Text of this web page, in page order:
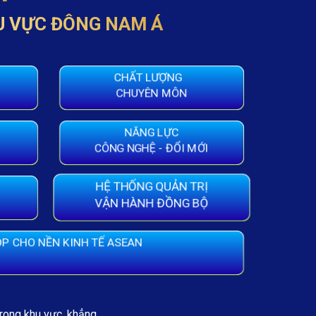
VỰC ĐÔNG NAM Á
CHẤT LƯỢNG
CHUYÊN MÔN
NĂNG LỰC
CÔNG NGHỆ - ĐỔI MỚI
HỆ THỐNG QUẢN TRỊ
VẬN HÀNH ĐỒNG BỘ
CHO NỀN KINH TẾ ASEAN